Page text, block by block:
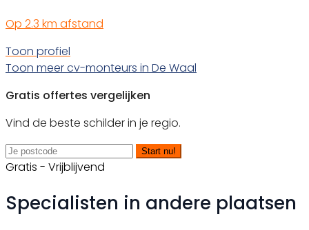
Op 2.3 km afstand
Toon profiel
Toon meer cv-monteurs in De Waal
Gratis offertes vergelijken
Vind de beste schilder in je regio.
Start nu!
Gratis - Vrijblijvend
Specialisten in andere plaatsen